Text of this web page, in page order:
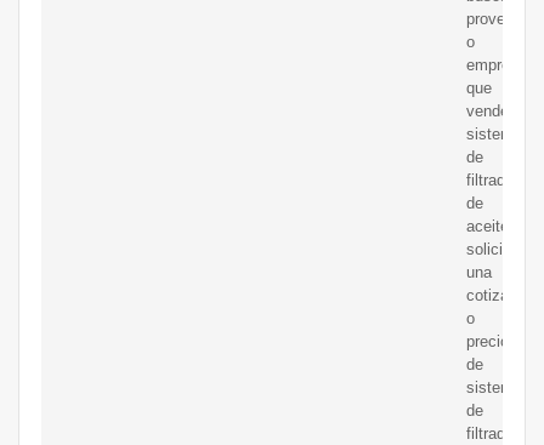
o
empresas
que
venden
sistemas
de
filtrado
de
aceite,
solicitar
una
cotización
o
precio
de
sistemas
de
filtrado